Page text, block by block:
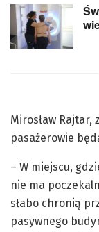
Mirosław
pasażerowie
– W miejscu,
nie ma
słabo chronią
pasywnego